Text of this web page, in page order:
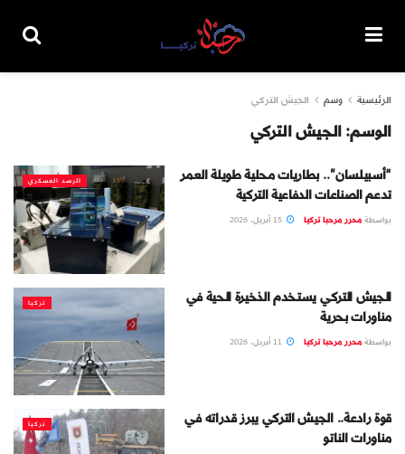
الرئيسية وسم الجيش التركي
الوسم:الجيش التركي
الرصد العسكري
“أسبيلسان”.. بطاريات محلية طويلة العمر
تدعم الصناعات الدفاعية التركية
بواسطةمحرر مرحبا تركيا
تركيا
الجيش التركي يستخدم الذخيرة الحية في
مناورات بحرية
بواسطةمحرر مرحبا تركيا
تركيا
قوة رادعة.. الجيش التركي يبرز قدراته في
مناورات الناتو